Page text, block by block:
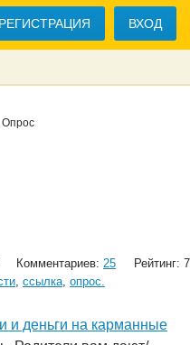
РЕГИСТРАЦИЯ ВХОД
Комментариев: 25
Рейтинг: 7
, ссылка, опрос.
и деньги на карманные